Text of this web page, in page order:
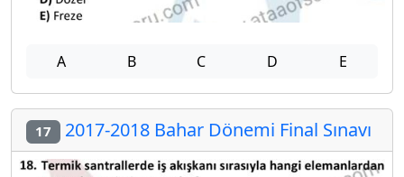
A B C D E
17 2017-2018 Bahar Dönemi Final Sınavı